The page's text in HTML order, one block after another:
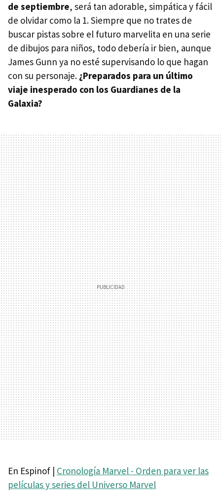
de septiembre, será tan adorable, simpática y fácil
de olvidar como la 1. Siempre que no trates de
buscar pistas sobre el futuro marvelita en una serie
de dibujos para niños, todo debería ir bien, aunque
James Gunn ya no esté supervisando lo que hagan
con su personaje. ¿Preparados para un último
viaje inesperado con los Guardianes de la
Galaxia?
En Espinof | Cronología Marvel - Orden para ver las
películas y series del Universo Marvel